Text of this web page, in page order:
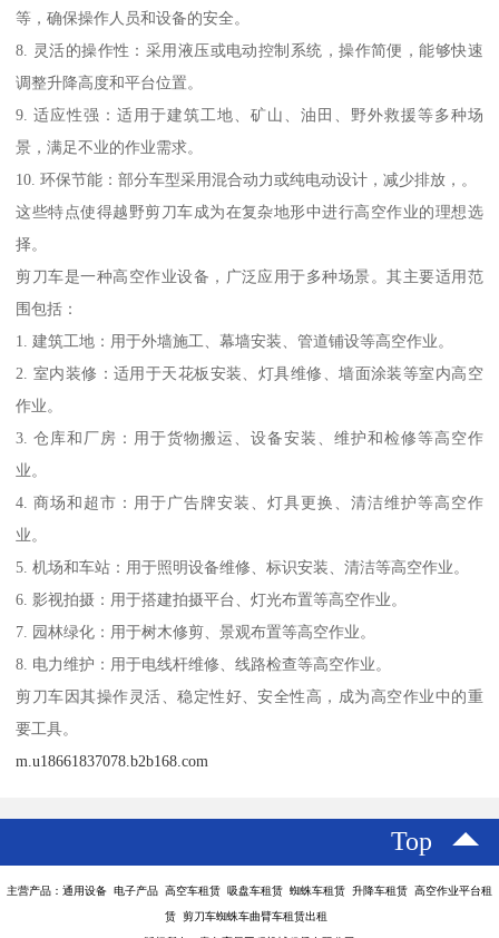
等，确保操作人员和设备的安全。
8. 灵活的操作性：采用液压或电动控制系统，操作简便，能够快速
调整升降高度和平台位置。
9. 适应性强：适用于建筑工地、矿山、油田、野外救援等多种场
景，满足不业的作业需求。
10. 环保节能：部分车型采用混合动力或纯电动设计，减少排放，。
这些特点使得越野剪刀车成为在复杂地形中进行高空作业的理想选
择。
剪刀车是一种高空作业设备，广泛应用于多种场景。其主要适用范
围包括：
1. 建筑工地：用于外墙施工、幕墙安装、管道铺设等高空作业。
2. 室内装修：适用于天花板安装、灯具维修、墙面涂装等室内高空
作业。
3. 仓库和厂房：用于货物搬运、设备安装、维护和检修等高空作
业。
4. 商场和超市：用于广告牌安装、灯具更换、清洁维护等高空作
业。
5. 机场和车站：用于照明设备维修、标识安装、清洁等高空作业。
6. 影视拍摄：用于搭建拍摄平台、灯光布置等高空作业。
7. 园林绿化：用于树木修剪、景观布置等高空作业。
8. 电力维护：用于电线杆维修、线路检查等高空作业。
剪刀车因其操作灵活、稳定性好、安全性高，成为高空作业中的重
要工具。
m.u18661837078.b2b168.com
Top
主营产品：通用设备 电子产品 高空车租赁 吸盘车租赁 蜘蛛车租赁 升降车租赁 高空作业平台租
赁 剪刀车蜘蛛车曲臂车租赁出租